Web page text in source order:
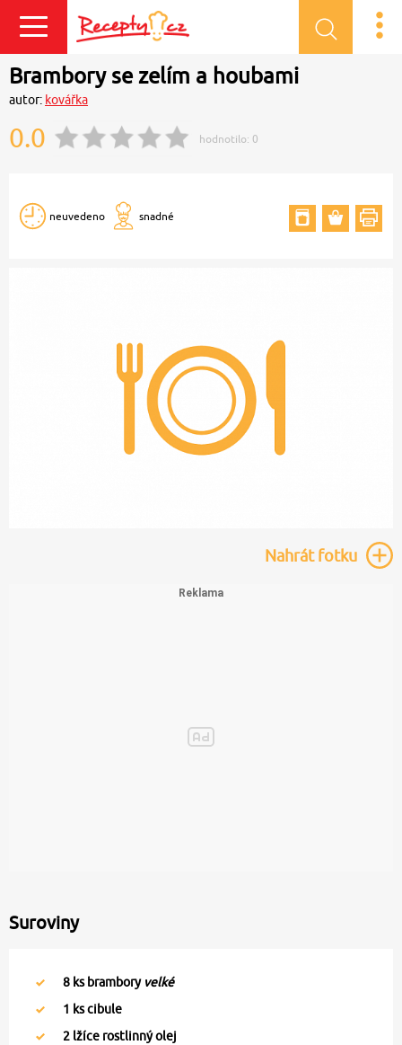
Přihlásit se
Brambory se zelím a houbami
autor: kovářka
0.0 hodnotilo: 0
neuvedeno snadné
Nahrátfotku
Suroviny
8 ks brambory velké
1 ks cibule
2 lžíce rostlinný olej